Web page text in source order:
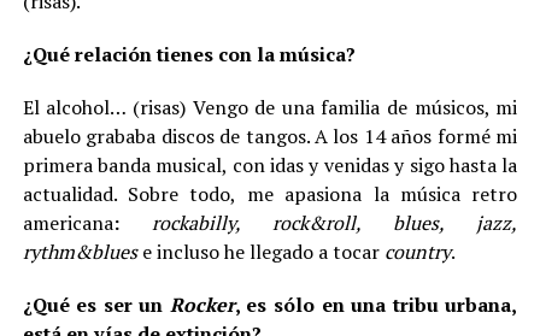
¿Qué relación tienes con la música?
El alcohol… (risas) Vengo de una familia de músicos, mi
abuelo grababa discos de tangos. A los 14 años formé mi
primera banda musical, con idas y venidas y sigo hasta la
actualidad. Sobre todo, me apasiona la música retro
americana:
rockabilly, rock&roll, blues, jazz,
rythm&bluese incluso he llegado a tocar country.
¿Qué es ser un Rocker, es sólo en una tribu urbana,